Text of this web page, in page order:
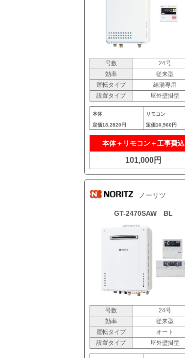
号数
24号
効率
従来型
運転タイプ
給湯専用
設置タイプ
屋外壁掛型
本体
定価18,2820円
リモコン
定価10,560円
本体＋リモコン＋工事費込
101,000円
ノーリツ
GT-2470SAW BL
号数
24号
効率
従来型
運転タイプ
オート
設置タイプ
屋外壁掛型